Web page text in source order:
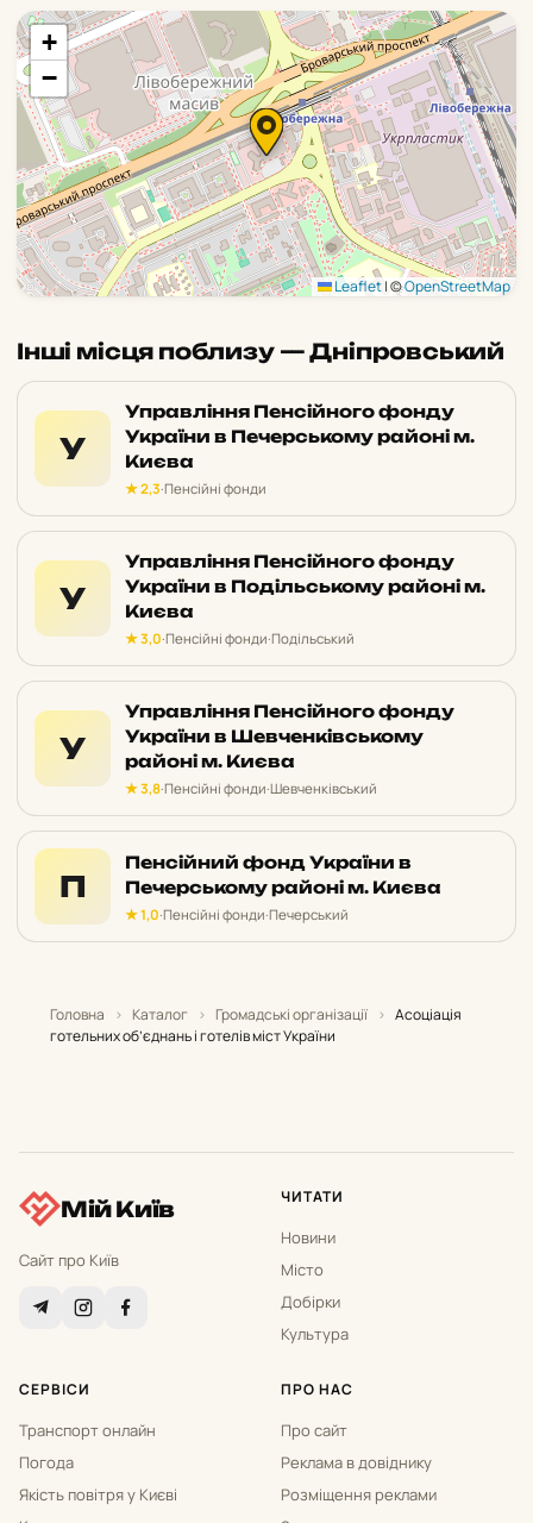
+
−
Leaflet|©OpenStreetMap
Інші місця поблизу — Дніпровський
У
Управління Пенсійного фонду
України в Печерському районі м.
Києва
★ 2,3·Пенсійні фонди
У
Управління Пенсійного фонду
України в Подільському районі м.
Києва
★ 3,0·Пенсійні фонди·Подільський
У
Управління Пенсійного фонду
України в Шевченківському
районі м. Києва
★ 3,8·Пенсійні фонди·Шевченківський
П
Пенсійний фонд України в
Печерському районі м. Києва
★ 1,0·Пенсійні фонди·Печерський
Головна › Каталог › Громадські організації › Асоціація
готельних об’єднань і готелів міст України
Мій Київ
Сайт про Київ
ЧИТАТИ
Новини
Місто
Добірки
Культура
СЕРВІСИ
Транспорт онлайн
Погода
Якість повітря у Києві
ПРО НАС
Про сайт
Реклама в довіднику
Розміщення реклами